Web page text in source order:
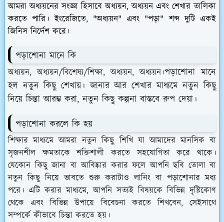
আমরা অধ্যয়নের সংজ্ঞা হিসাবে অধ্যয়ন, অধ্যয়ন এবং শেখার তালিকা
করতে পারি। ইংরেজিতে, "অধ্যয়ন" এবং "পড়া" শব্দ দুটি একই
জিনিস নির্দেশ করে।
পড়াশোনা মানে কি
অধ্যয়ন, অধ্যয়ন/বিশেষ্য/শিক্ষা, অধ্যয়ন, অধ্যয়ন।পড়াশোনা মানে
হল নতুন কিছু শেখায়। জানার আর শেখার মাধ্যমে নতুন কিছু
নিয়ে চিন্তা আরম্ভ করা, নতুন কিছু কল্পনা বাস্তবে রুপ দেয়া।
পড়াশোনা করলে কি হয়
শিক্ষার মাধ্যমে আমরা নতুন কিছু শিখি যা আমাদের মানসিক বা
সৃজনশীল ক্ষমতাকে শক্তিশালী করতে সহযোগিতা করে থাকে।
যেকোন কিছু জানা বা আবিষ্কার করার ফলে আপনি ছবি তোলা বা
নতুন কিছু নিয়ে ভাবতে শুরু করাটাও লানিং বা পড়াশোনার মধ্য
পরে। এটি করার মাধ্যমে, আপনি সত্যই বিষয়কে বিভিন্ন দৃষ্টিকোণ
থেকে এবং বিভিন্ন উপায়ে বিবেচনা করতে শিখবেন, সেইসাথে
সম্পর্কে কীভাবে চিন্তা করতে হয়।